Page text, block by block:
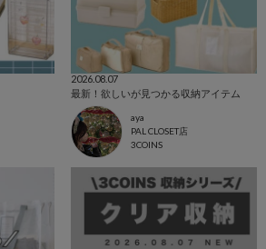
2026.08.07
最新！欲しいが見つかる収納アイテム
aya
PAL CLOSET店
3COINS